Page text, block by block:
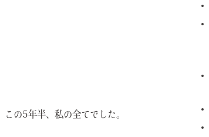
の5年半、私の全てでした。